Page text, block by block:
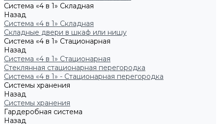
Система «4 в 1» Складная
Назад
Система «4 в 1» Складная
Складные двери в шкаф или нишу
Система «4 в 1» Стационарная
Назад
Система «4 в 1» Стационарная
Стеклянная стационарная перегородка
Система «4 в 1» - Стационарная перегородка
Системы хранения
Назад
Системы хранения
Гардеробная система
Назад